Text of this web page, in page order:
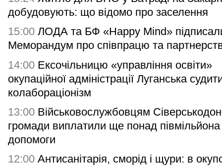
добудовують: що відомо про заселення
15:00 ЛОДА та БФ «Happy Mind»
Меморандум про співпрацю та
14:00 Ексочільницю «управління освіти»
окупаційної адміністрації Луганська
колабораціонізм
13:00 Військовослужбовцям
громади виплатили ще понад півмільйона
допомоги
12:00 Антисанітарія, сморід і щури: в